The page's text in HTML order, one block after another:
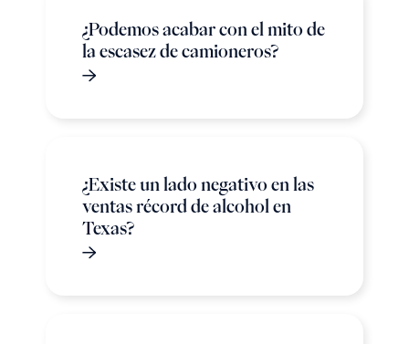
¿Podemos acabar con el mito de
la escasez de camioneros?
¿Existe un lado negativo en las
ventas récord de alcohol en
Texas?